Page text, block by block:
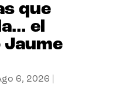
que
el
6, 2026